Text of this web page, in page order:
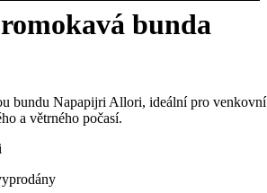
bunda
bundu Napapijri Allori, ideální pro venkovní
a větrného počasí.